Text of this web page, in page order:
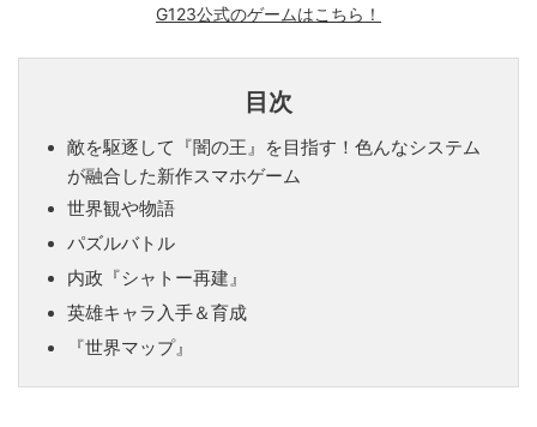
G123公式のゲームはこちら！
目次
敵を駆逐して『闇の王』を目指す！色んなシステム
が融合した新作スマホゲーム
世界観や物語
パズルバトル
内政『シャトー再建』
英雄キャラ入手＆育成
『世界マップ』